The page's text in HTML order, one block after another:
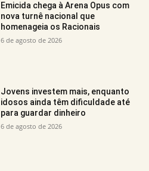
Emicida chega à Arena Opus com
nova turnê nacional que
homenageia os Racionais
6 de agosto de 2026
Jovens investem mais, enquanto
idosos ainda têm dificuldade até
para guardar dinheiro
6 de agosto de 2026